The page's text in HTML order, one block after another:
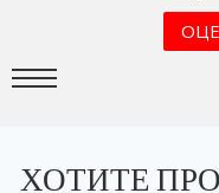
ХОТИТЕ